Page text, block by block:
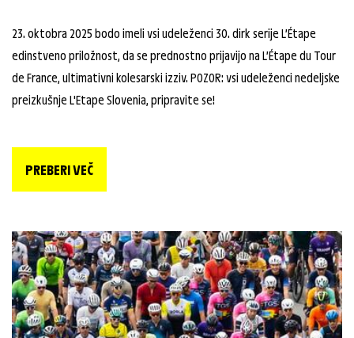
23. oktobra 2025 bodo imeli vsi udeleženci 30. dirk serije L’Étape
edinstveno priložnost, da se prednostno prijavijo na L’Étape du Tour
de France, ultimativni kolesarski izziv. POZOR: vsi udeleženci nedeljske
preizkušnje L'Etape Slovenia, pripravite se!
PREBERI VEČ